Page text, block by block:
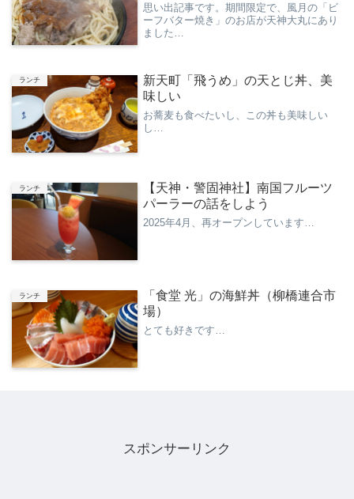
思い出記事です。期間限定で、風月の「ビ
ーフバター焼き」のお店が天神大丸にあり
ました…
ランチ
新天町「飛うめ」の天とじ丼、美
味しい
お蕎麦も食べたいし、この丼も美味しい
し…
ランチ
【天神・警固神社】南国フルーツ
パーラーの話をしよう
2025年4月、再オープンしています…
ランチ
「食堂 光」の海鮮丼（柳橋連合市
場）
とても好きです…
スポンサーリンク